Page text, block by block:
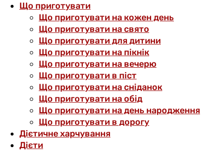
Що приготувати
Що приготувати на кожен день
Що приготувати на свято
Що приготувати для дитини
Що приготувати на пікнік
Що приготувати на вечерю
Що приготувати в піст
Що приготувати на сніданок
Що приготувати на обід
Що приготувати на день народження
Що приготувати в дорогу
Дієтичне харчування
Дієти